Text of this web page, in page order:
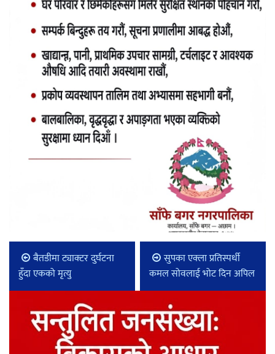
बैतडीमा ट्याक्टर दुर्घटना
हुँदा एकको मृत्यु
सुपका एक्ला प्रतिस्पर्धी
कमल सोवलाई भोट दिन अपिल